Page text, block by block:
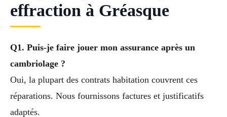
effraction à Gréasque
Q1. Puis-je faire jouer mon assurance après un
cambriolage ?
Oui, la plupart des contrats habitation couvrent ces
réparations. Nous fournissons factures et justificatifs
adaptés.